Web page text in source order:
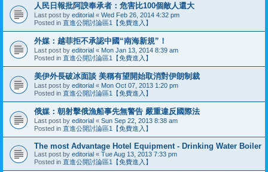
人民日報批阿諛奉承者：危害比100個敵人還大
Last post by editorial « Wed Feb 26, 2014 4:32 pm
Posted in 直進公開討論區1【免費進入】
外媒：越菲拒不承認中國“南海新規”！
Last post by editorial « Mon Jan 13, 2014 8:39 am
Posted in 直進公開討論區1【免費進入】
美伊外長破冰面談 美稱有望開始取消對伊朗制裁
Last post by editorial « Mon Oct 07, 2013 1:20 pm
Posted in 直進公開討論區1【免費進入】
俄媒：朝射擊俄漁船事先無警告 嚴重違反國際法
Last post by editorial « Sun Sep 22, 2013 8:38 am
Posted in 直進公開討論區1【免費進入】
The most Advantage Hotel Equipment - Drinking Water Boiler
Last post by editorial « Tue Aug 13, 2013 7:33 pm
Posted in 直進公開討論區1【免費進入】